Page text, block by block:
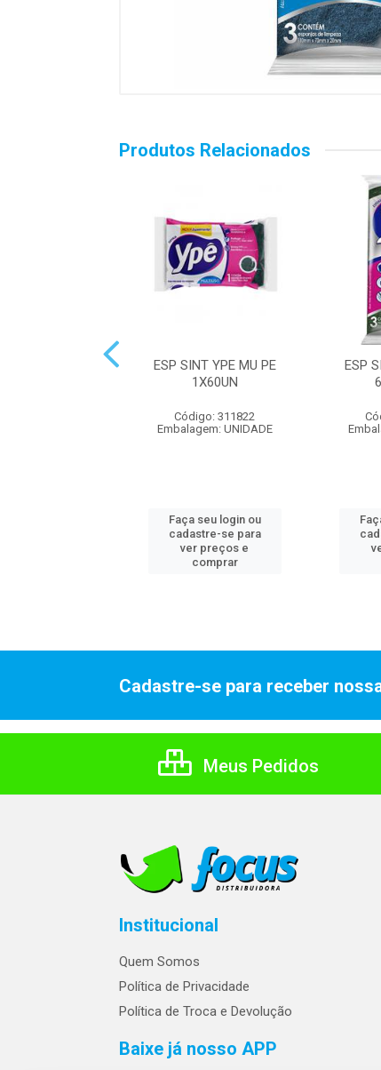
Produtos Relacionados
ESP SINT YPE MU PE
1X60UN
Código: 311822
Embalagem: UNIDADE
Faça seu login ou
cadastre-se para
ver preços e
comprar
ESP
Cadastre-se para receber
Meus Pedidos
Institucional
Quem Somos
Política de Privacidade
Política de Troca e Devolução
Baixe já nosso APP